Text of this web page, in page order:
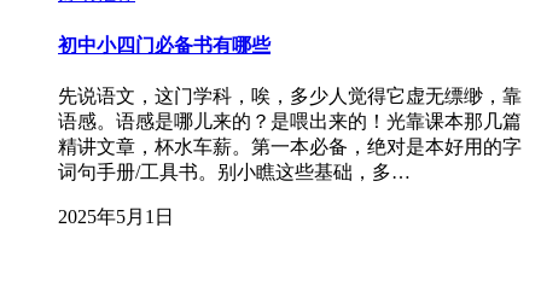
初中小四门必备书有哪些
先说语文，这门学科，唉，多少人觉得它虚无缥缈，靠
语感。语感是哪儿来的？是喂出来的！光靠课本那几篇
精讲文章，杯水车薪。第一本必备，绝对是本好用的字
词句手册/工具书。别小瞧这些基础，多…
2025年5月1日